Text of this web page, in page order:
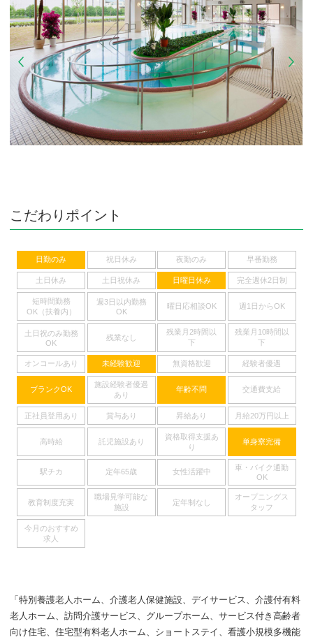
こだわりポイント
日勤のみ 祝日休み 夜勤のみ 早番勤務
土日休み 土日祝休み 日曜日休み 完全週休2日制
短時間勤務
OK（扶養内）
週3日以内勤務
OK
曜日応相談OK 週1日からOK
土日祝のみ勤務
OK
残業なし
残業月2時間以
下
残業月10時間以
下
オンコールあり 未経験歓迎 無資格歓迎 経験者優遇
ブランクOK
施設経験者優遇
あり
年齢不問 交通費支給
正社員登用あり 賞与あり 昇給あり 月給20万円以上
高時給 託児施設あり
資格取得支援あ
り
単身寮完備
駅チカ 定年65歳 女性活躍中
車・バイク通勤
OK
教育制度充実
職場見学可能な
施設
定年制なし
オープニングス
タッフ
今月のおすすめ
求人
「特別養護老人ホーム、介護老人保健施設、デイサービス、介護付有料
老人ホーム、訪問介護サービス、グループホーム、サービス付き高齢者
向け住宅、住宅型有料老人ホーム、ショートステイ、看護小規模多機能